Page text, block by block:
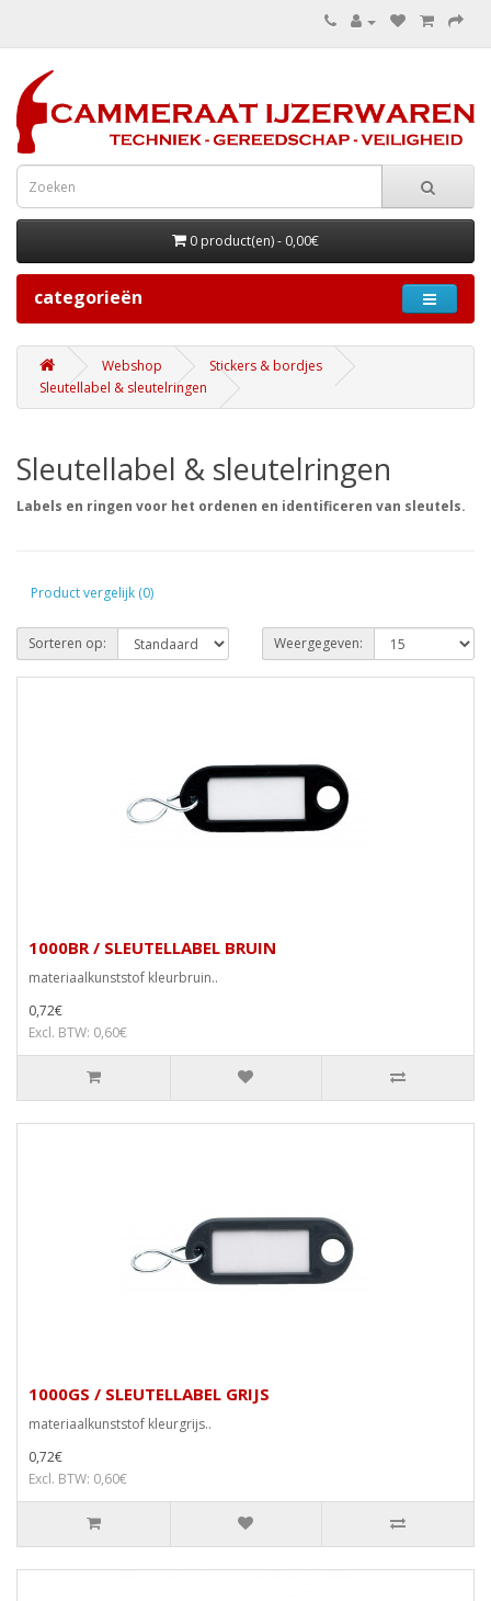
0 product(en) - 0,00€
categorieën
Webshop
Stickers & bordjes
Sleutellabel & sleutelringen
Sleutellabel & sleutelringen
Labels en ringen voor het ordenen en identificeren van sleutels.
Product vergelijk (0)
Sorteren op: Weergegeven:
1000BR / SLEUTELLABEL BRUIN
materiaalkunststof kleurbruin..
0,72€
Excl. BTW: 0,60€
1000GS / SLEUTELLABEL GRIJS
materiaalkunststof kleurgrijs..
0,72€
Excl. BTW: 0,60€